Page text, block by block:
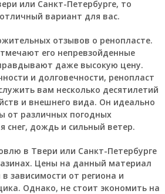
или Санкт-Петербурге, то
вариант для вас.
отзывов о ренопласте.
его непревзойденные
даже высокую цену.
и долговечности, ренопласт
вам несколько десятилетий
и внешнего вида. Он идеально
от различных погодных
снег, дождь и сильный ветер.
в Твери или Санкт-Петербурге
Цены на данный материал
зависимости от региона и
Однако, не стоит экономить на